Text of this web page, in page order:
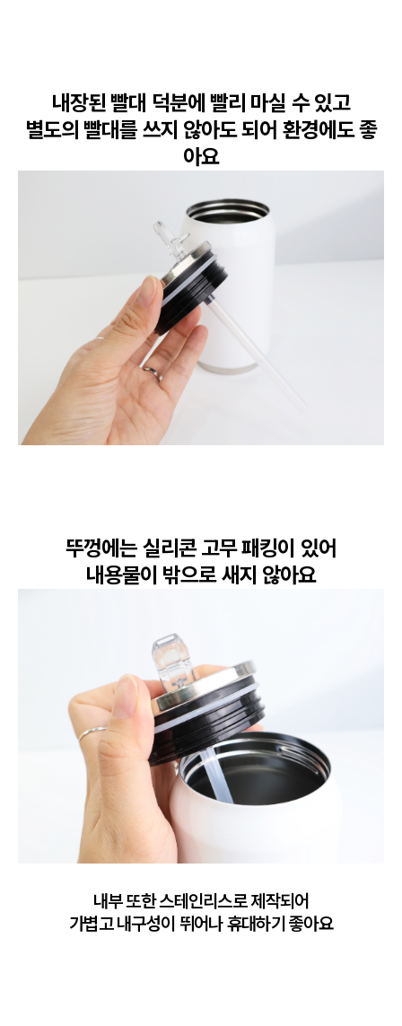
내장된 빨대 덕분에 빨리 마실 수 있고
별도의 빨대를 쓰지 않아도 되어 환경에도 좋
아요
뚜껑에는 실리콘 고무 패킹이 있어
내용물이 밖으로 새지 않아요
내부 또한 스테인리스로 제작되어
가볍고 내구성이 뛰어나 휴대하기 좋아요